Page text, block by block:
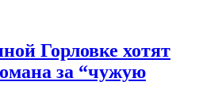
Горловке хотят
за “чужую